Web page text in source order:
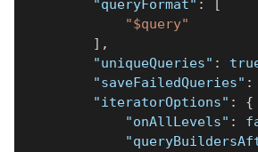
"queryFormat" :
[
"$query"
] ,
"uniqueQueries" :
"saveFailedQueries" :
"iteratorOptions" :
{
"onAllLevels" :